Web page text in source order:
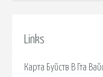
Links
Карта Буйств В Гта